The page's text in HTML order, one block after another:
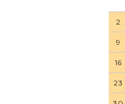
2
9
16
23